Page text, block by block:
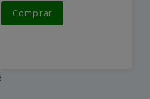
Comprar